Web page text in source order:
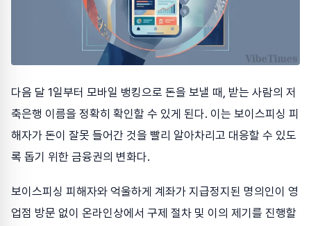
다음 달 1일부터 모바일 뱅킹으로 돈을 보낼 때, 받는 사람의 저
축은행 이름을 정확히 확인할 수 있게 된다. 이는 보이스피싱 피
해자가 돈이 잘못 들어간 것을 빨리 알아차리고 대응할 수 있도
록 돕기 위한 금융권의 변화다.
보이스피싱 피해자와 억울하게 계좌가 지급정지된 명의인이 영
업점 방문 없이 온라인상에서 구제 절차 및 이의 제기를 진행할